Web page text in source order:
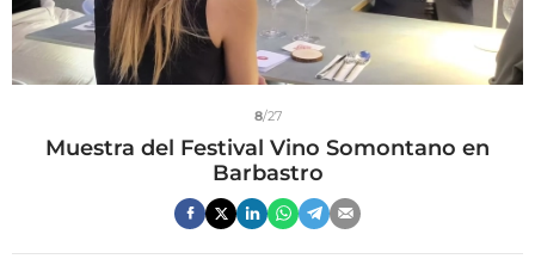
8/27
Muestra del Festival Vino Somontano en
Barbastro